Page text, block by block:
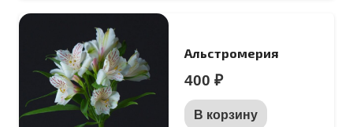
Альстромерия
400 ₽
В корзину